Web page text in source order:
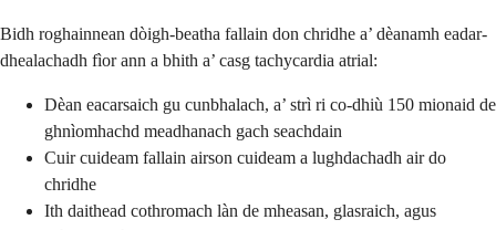
Bidh roghainnean dòigh-beatha fallain don chridhe a’ dèanamh eadar-
dhealachadh fìor ann a bhith a’ casg tachycardia atrial:
Dèan eacarsaich gu cunbhalach, a’ strì ri co-dhiù 150 mionaid de
ghnìomhachd meadhanach gach seachdain
Cuir cuideam fallain airson cuideam a lughdachadh air do
chridhe
Ith daithead cothromach làn de mheasan, glasraich, agus